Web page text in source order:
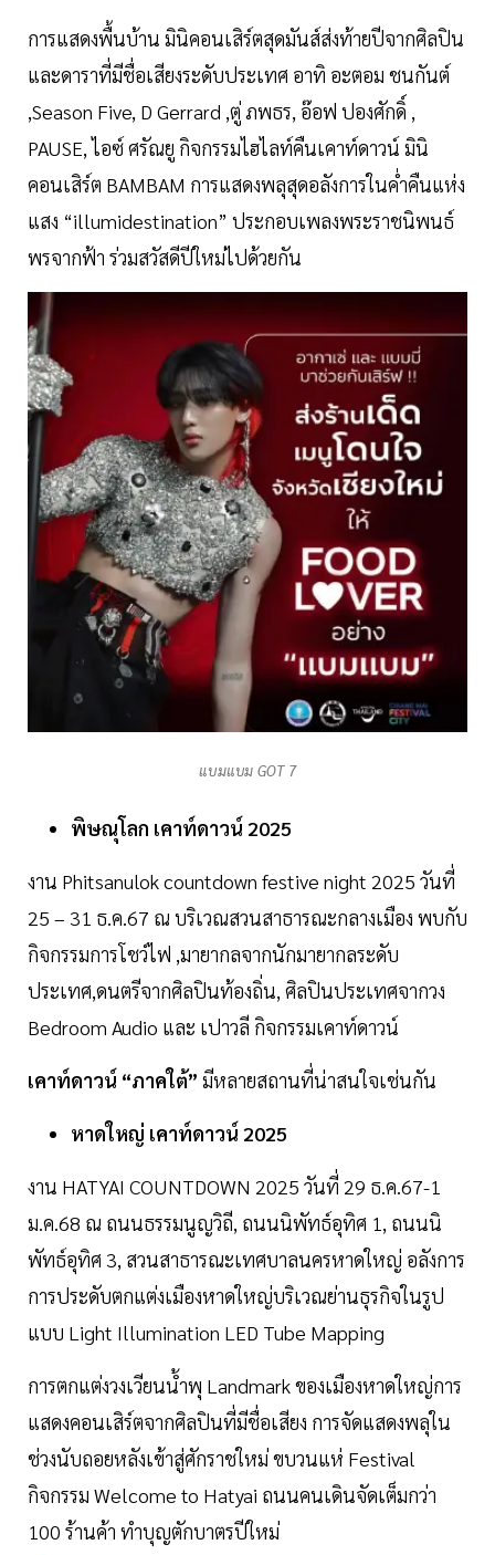
การแสดงพื้นบ้าน มินิคอนเสิร์ตสุดมันส์ส่งท้ายปีจากศิลปิน
และดาราที่มีชื่อเสียงระดับประเทศ อาทิ อะตอม ชนกันต์
,Season Five, D Gerrard ,ตู่ ภพธร, อ๊อฟ ปองศักดิ์ ,
PAUSE, ไอซ์ ศรัณยู กิจกรรมไฮไลท์คืนเคาท์ดาวน์ มินิ
คอนเสิร์ต BAMBAM การแสดงพลุสุดอลังการในค่ำคืนแห่ง
แสง “illumidestination” ประกอบเพลงพระราชนิพนธ์
พรจากฟ้า ร่วมสวัสดีปีใหม่ไปด้วยกัน
แบมแบม GOT 7
พิษณุโลก เคาท์ดาวน์ 2025
งาน Phitsanulok countdown festive night 2025 วันที่
25 – 31 ธ.ค.67 ณ บริเวณสวนสาธารณะกลางเมือง พบกับ
กิจกรรมการโชว์ไฟ ,มายากลจากนักมายากลระดับ
ประเทศ,ดนตรีจากศิลปินท้องถิ่น, ศิลปินประเทศจากวง
Bedroom Audio และ เปาวลี กิจกรรมเคาท์ดาวน์
เคาท์ดาวน์ “ภาคใต้” มีหลายสถานที่น่าสนใจเช่นกัน
หาดใหญ่ เคาท์ดาวน์ 2025
งาน HATYAI COUNTDOWN 2025 วันที่ 29 ธ.ค.67-1
ม.ค.68 ณ ถนนธรรมนูญวิถี, ถนนนิพัทธ์อุทิศ 1, ถนนนิ
พัทธ์อุทิศ 3, สวนสาธารณะเทศบาลนครหาดใหญ่ อลังการ
การประดับตกแต่งเมืองหาดใหญ่บริเวณย่านธุรกิจในรูป
แบบ Light Illumination LED Tube Mapping
การตกแต่งวงเวียนน้ำพุ Landmark ของเมืองหาดใหญ่การ
แสดงคอนเสิร์ตจากศิลปินที่มีชื่อเสียง การจัดแสดงพลุใน
ช่วงนับถอยหลังเข้าสู่ศักราชใหม่ ขบวนแห่ Festival
กิจกรรม Welcome to Hatyai ถนนคนเดินจัดเต็มกว่า
100 ร้านค้า ทำบุญตักบาตรปีใหม่